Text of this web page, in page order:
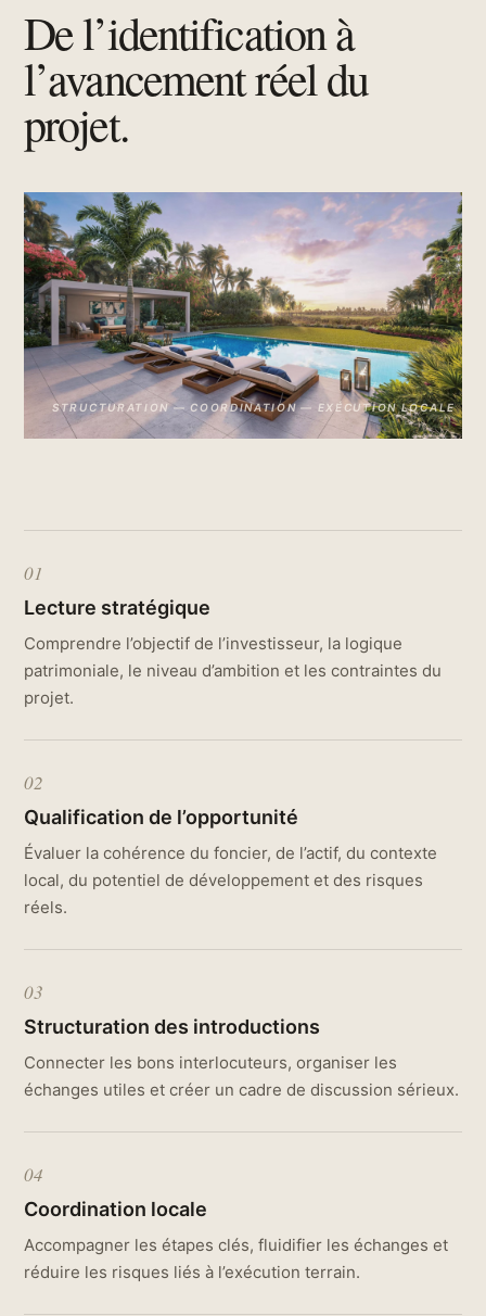
De l’identification à
l’avancement réel du
projet.
STRUCTURATION — COORDINATION — EXÉCUTION LOCALE
01
Lecture stratégique
Comprendre l’objectif de l’investisseur, la logique
patrimoniale, le niveau d’ambition et les contraintes du
projet.
02
Qualification de l’opportunité
Évaluer la cohérence du foncier, de l’actif, du contexte
local, du potentiel de développement et des risques
réels.
03
Structuration des introductions
Connecter les bons interlocuteurs, organiser les
échanges utiles et créer un cadre de discussion sérieux.
04
Coordination locale
Accompagner les étapes clés, fluidifier les échanges et
réduire les risques liés à l’exécution terrain.